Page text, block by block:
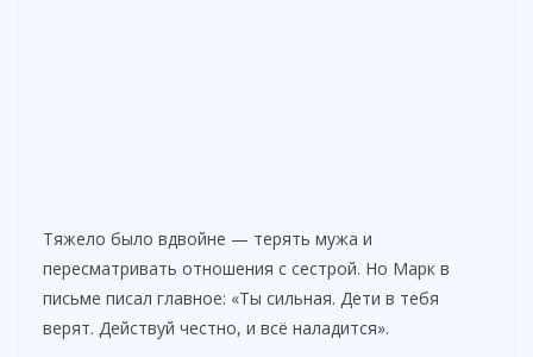
Тяжело было вдвойне — терять мужа и
пересматривать отношения с сестрой. Но Марк в
письме писал главное: «Ты сильная. Дети в тебя
верят. Действуй честно, и всё наладится».